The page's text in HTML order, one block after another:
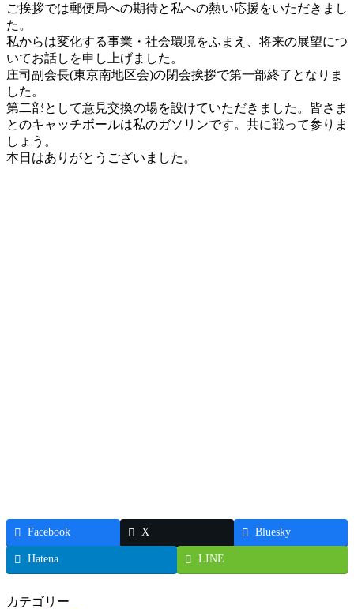
ご挨拶では郵便局への期待と私への熱い応援をいただきまし
た。
私からは変化する事業・社会環境をふまえ、将来の展望につ
いてお話しを申し上げました。
庄司副会長(東京南地区会)の閉会挨拶で第一部終了となりま
した。
第二部として意見交換の場を設けていただきました。皆さま
とのキャッチボールは私のガソリンです。共に戦って参りま
しょう。
本日はありがとうございました。
Facebook X Bluesky
Hatena LINE
カテゴリー